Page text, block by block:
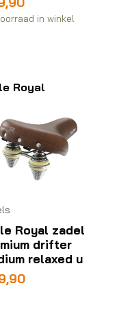
in winkel
Royal
Royal zadel
drifter
relaxed u